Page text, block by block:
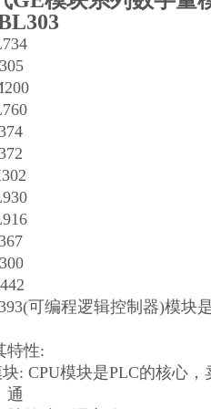
可编程逻辑控制器)模块
特性:
块: CPU模块是PLC的核心
通